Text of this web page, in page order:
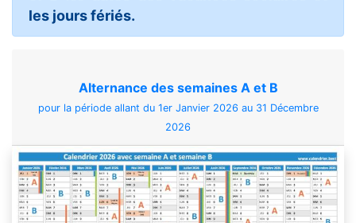
les jours fériés.
Alternance des semaines A et B
pour la période allant du 1er Janvier 2026 au 31 Décembre
2026